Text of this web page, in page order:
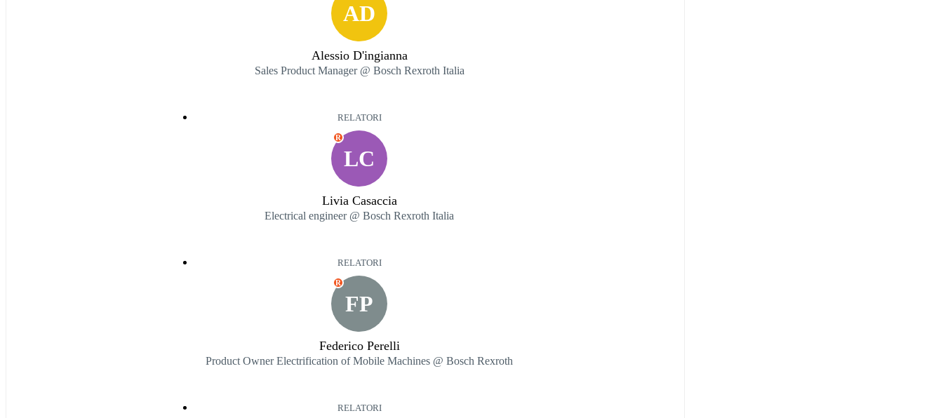
AD
Alessio D'ingianna
Sales Product Manager @ Bosch Rexroth Italia
RELATORI
LC
R
Livia Casaccia
Electrical engineer @ Bosch Rexroth Italia
RELATORI
FP
R
Federico Perelli
Product Owner Electrification of Mobile Machines @ Bosch Rexroth
RELATORI